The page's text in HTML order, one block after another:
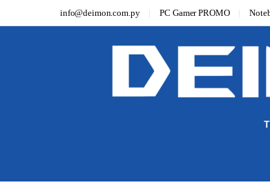
info@deimon.com.py PC Gamer PROMO